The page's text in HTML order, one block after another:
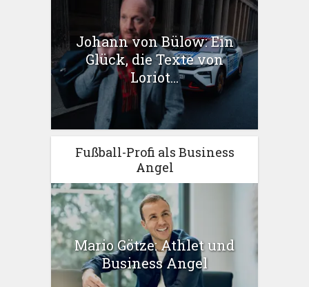
Johann von Bülow: Ein
Glück, die Texte von
Loriot...
Fußball-Profi als Business
Angel
Mario Götze: Athlet und
Business Angel